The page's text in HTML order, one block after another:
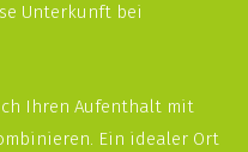
Unterkunft bei
Ihren Aufenthalt mit
Ein idealer Ort